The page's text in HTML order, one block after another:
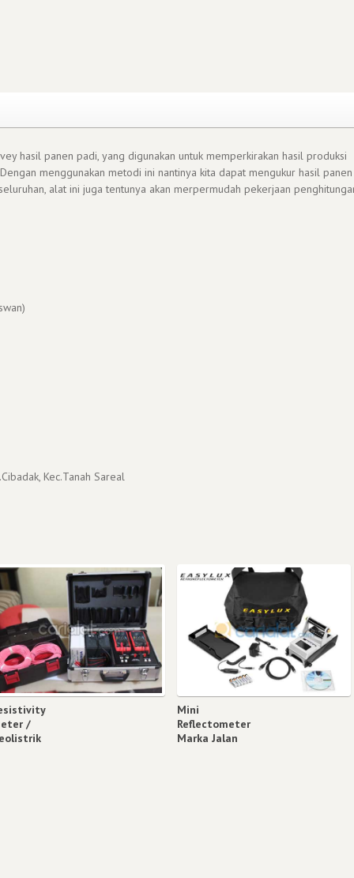
hasil panen padi, yang digunakan untuk memperkirakan hasil produksi
menggunakan metodi ini nantinya kita dapat mengukur hasil panen
alat ini juga tentunya akan merpermudah pekerjaan
Kec.Tanah Sareal
/
Mini
Reflectometer
Marka Jalan